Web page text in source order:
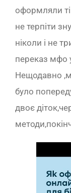
оформляли
не терпіти
ніколи і не
переказ мфо
Нещодавно
було
двоє